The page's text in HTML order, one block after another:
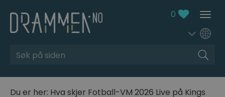
0
Søk
Du er her: Hva skjer Fotball-VM 2026 Live på Kings